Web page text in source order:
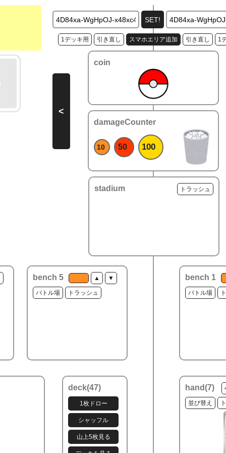
bench 5 ▲ ▼
バトル場 トラッシュ
deck(47)
stadium トラッシュ
bench 1
バトル場
hand(7)
並び替え
1デッキ用 引き直し スマホエリア追加 引き直し 1
coin
damageCounter
10 50 100
<